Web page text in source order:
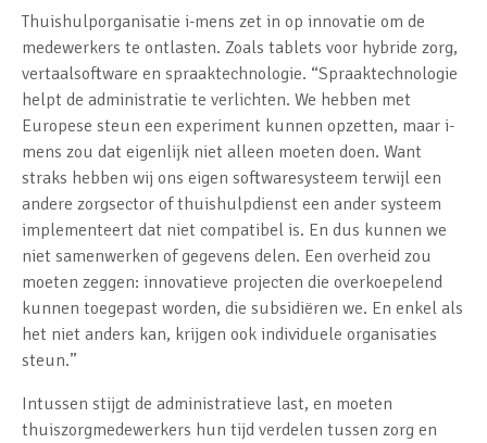
Thuishulporganisatie i-mens zet in op innovatie om de
medewerkers te ontlasten. Zoals tablets voor hybride zorg,
vertaalsoftware en spraaktechnologie. “Spraaktechnologie
helpt de administratie te verlichten. We hebben met
Europese steun een experiment kunnen opzetten, maar i-
mens zou dat eigenlijk niet alleen moeten doen. Want
straks hebben wij ons eigen softwaresysteem terwijl een
andere zorgsector of thuishulpdienst een ander systeem
implementeert dat niet compatibel is. En dus kunnen we
niet samenwerken of gegevens delen. Een overheid zou
moeten zeggen: innovatieve projecten die overkoepelend
kunnen toegepast worden, die subsidiëren we. En enkel als
het niet anders kan, krijgen ook individuele organisaties
steun.”
Intussen stijgt de administratieve last, en moeten
thuiszorgmedewerkers hun tijd verdelen tussen zorg en